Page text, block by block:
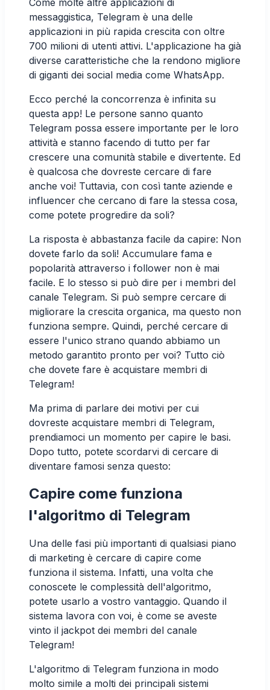
messaggistica, Telegram è una delle
applicazioni in più rapida crescita con oltre
700 milioni di utenti attivi. L'applicazione ha già
diverse caratteristiche che la rendono migliore
di giganti dei social media come WhatsApp.
Ecco perché la concorrenza è infinita su
questa app! Le persone sanno quanto
Telegram possa essere importante per le loro
attività e stanno facendo di tutto per far
crescere una comunità stabile e divertente. Ed
è qualcosa che dovreste cercare di fare
anche voi! Tuttavia, con così tante aziende e
influencer che cercano di fare la stessa cosa,
come potete progredire da soli?
La risposta è abbastanza facile da capire: Non
dovete farlo da soli! Accumulare fama e
popolarità attraverso i follower non è mai
facile. E lo stesso si può dire per i membri del
canale Telegram. Si può sempre cercare di
migliorare la crescita organica, ma questo non
funziona sempre. Quindi, perché cercare di
essere l'unico strano quando abbiamo un
metodo garantito pronto per voi? Tutto ciò
che dovete fare è acquistare membri di
Telegram!
Ma prima di parlare dei motivi per cui
dovreste acquistare membri di Telegram,
prendiamoci un momento per capire le basi.
Dopo tutto, potete scordarvi di cercare di
diventare famosi senza questo:
Capire come funziona
l'algoritmo di Telegram
Una delle fasi più importanti di qualsiasi piano
di marketing è cercare di capire come
funziona il sistema. Infatti, una volta che
conoscete le complessità dell'algoritmo,
potete usarlo a vostro vantaggio. Quando il
sistema lavora con voi, è come se aveste
vinto il jackpot dei membri del canale
Telegram!
L'algoritmo di Telegram funziona in modo
molto simile a molti dei principali sistemi